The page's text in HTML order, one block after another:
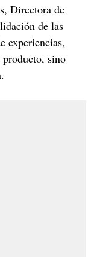
Directora de
de las
experiencias,
producto, sino